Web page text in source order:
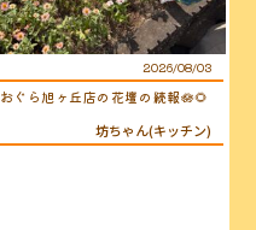
2026/08/03
おぐら旭ヶ丘店の花壇の続報🪷🌻
坊ちゃん(キッチン)